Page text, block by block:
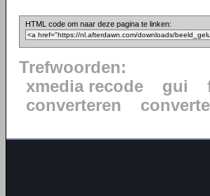
HTML code om naar deze pagina te linken:
Trefwoorden:
xmedia recode
gui
converteren